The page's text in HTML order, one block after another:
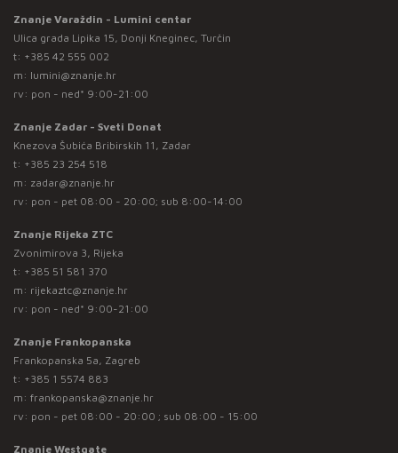
Znanje Varaždin - Lumini centar
Ulica grada Lipika 15, Donji Kneginec, Turčin
t: +385 42 555 002
m: lumini@znanje.hr
rv: pon - ned* 9:00-21:00
Znanje Zadar - Sveti Donat
Knezova Šubića Bribirskih 11, Zadar
t: +385 23 254 518
m: zadar@znanje.hr
rv: pon - pet 08:00 - 20:00; sub 8:00-14:00
Znanje Rijeka ZTC
Zvonimirova 3, Rijeka
t: +385 51 581 370
m: rijekaztc@znanje.hr
rv: pon - ned* 9:00-21:00
Znanje Frankopanska
Frankopanska 5a, Zagreb
t: +385 1 5574 883
m: frankopanska@znanje.hr
rv: pon - pet 08:00 - 20:00 ; sub 08:00 - 15:00
Znanje Westgate